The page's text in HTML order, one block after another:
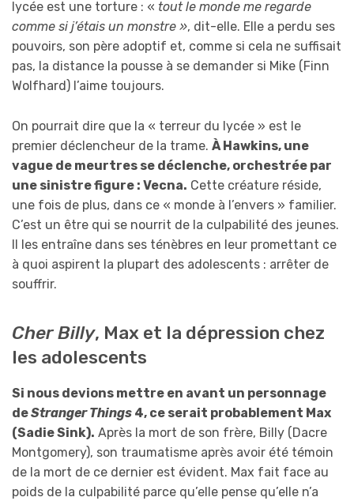
lycée est une torture : « tout le monde me regarde
comme si j’étais un monstre », dit-elle. Elle a perdu ses
pouvoirs, son père adoptif et, comme si cela ne suffisait
pas, la distance la pousse à se demander si Mike (Finn
Wolfhard) l’aime toujours.
On pourrait dire que la « terreur du lycée » est le
premier déclencheur de la trame. À Hawkins, une
vague de meurtres se déclenche, orchestrée par
une sinistre figure : Vecna. Cette créature réside,
une fois de plus, dans ce « monde à l’envers » familier.
C’est un être qui se nourrit de la culpabilité des jeunes.
Il les entraîne dans ses ténèbres en leur promettant ce
à quoi aspirent la plupart des adolescents : arrêter de
souffrir.
Cher Billy, Max et la dépression chez
les adolescents
Si nous devions mettre en avant un personnage
deStranger Things 4, ce serait probablement Max
(Sadie Sink). Après la mort de son frère, Billy (Dacre
Montgomery), son traumatisme après avoir été témoin
de la mort de ce dernier est évident. Max fait face au
poids de la culpabilité parce qu’elle pense qu’elle n’a